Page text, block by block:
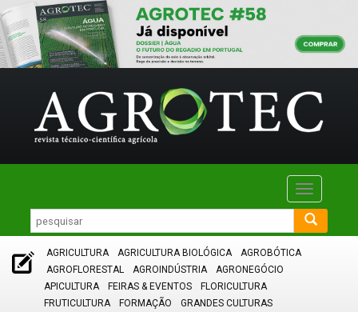
Toggle
AGRICULTURA AGRICULTURA BIOLÓGICA
AGROBÓTICA
AGROFLORESTAL
AGROINDÚSTRIA
AGRONEGÓCIO
APICULTURA
FEIRAS & EVENTOS
FLORICULTURA
FRUTICULTURA
FORMAÇÃO
GRANDES CULTURAS